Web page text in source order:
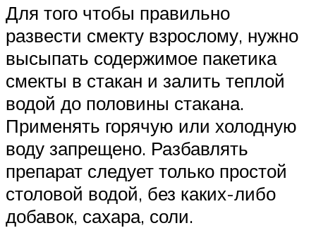
Для того чтобы правильно
развести смекту взрослому, нужно
высыпать содержимое пакетика
смекты в стакан и залить теплой
водой до половины стакана.
Применять горячую или холодную
воду запрещено. Разбавлять
препарат следует только простой
столовой водой, без каких-либо
добавок, сахара, соли.